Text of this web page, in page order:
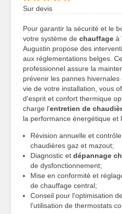
Sur devis
Pour garantir la sécurité et le
votre système de chauffage à
Augustin propose des
aux réglementations belges. Ce
professionnel assure la
prévenir les pannes
vie de votre installation, vous
d'esprit et confort thermique
charge l'entretien de
la performance énergétique et
Révision annuelle et
chaudières gaz et mazout;
Diagnostic et dépannage
de dysfonctionnement;
Mise en conformité et
de chauffage central;
Conseil pour l'optimisation
l'utilisation de thermostats